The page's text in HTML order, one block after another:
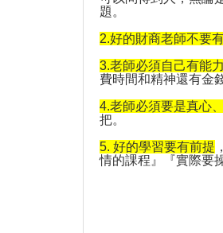
題。
2.好的財商老師不要
3.老師必須自己有能
費時間和精神還有金
4.老師必須要是真心
把。
5. 好的學習要有前提
情的課程』『實際要